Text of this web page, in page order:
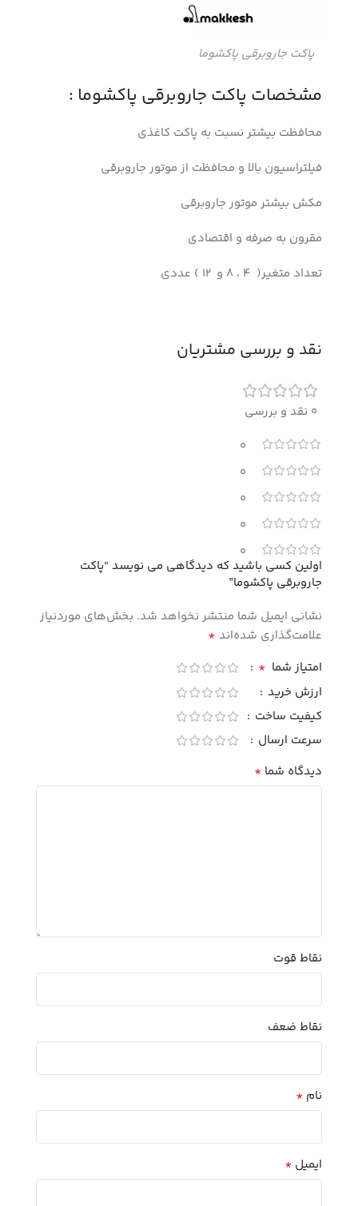
پاکت جاروبرقی پاکشوما
مشخصات پاکت جاروبرقی پاکشوما :
محافظت بیشتر نسبت به پاکت کاغذی
فیلتراسیون بالا و محافظت از موتور جاروبرقی
مکش بیشتر موتور جاروبرقی
مقرون به صرفه و اقتصادی
تعداد متغیر( 4 ، 8 و 12 ) عددی
نقد و بررسی مشتریان
0 نقد و بررسی
0
0
0
0
0
اولین کسی باشید که دیدگاهی می نویسد “پاکت
جاروبرقی پاکشوما”
نشانی ایمیل شما منتشر نخواهد شد. بخش‌های موردنیاز
علامت‌گذاری شده‌اند *
امتیاز شما *
ارزش خرید
کیفیت ساخت
سرعت ارسال
دیدگاه شما *
نقاط قوت
نقاط ضعف
نام *
ایمیل *